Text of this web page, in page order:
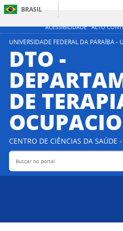
ACESSIBILIDADE ALTO
BRASIL
UNIVERSIDADE FEDERAL DA PARAÍBA -
DTO -
DE
CENTRO DE CIÊNCIAS DA SAÚDE -
Buscar no portal